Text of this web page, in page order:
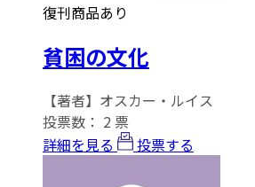
復刊商品あり
貧困の文化
【著者】オスカー・ルイス
投票数： 2 票
詳細を見る
投票する